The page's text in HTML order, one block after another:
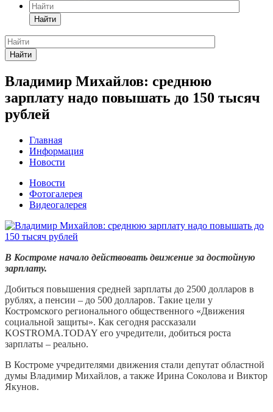
Найти
Найти
Владимир Михайлов: среднюю
зарплату надо повышать до 150 тысяч
рублей
Главная
Информация
Новости
Новости
Фотогалерея
Видеогалерея
В Костроме начало действовать движение за достойную
зарплату.
Добиться повышения средней зарплаты до 2500 долларов в
рублях, а пенсии – до 500 долларов. Такие цели у
Костромского регионального общественного «Движения
социальной защиты». Как сегодня рассказали
KOSTROMA.TODAY его учредители, добиться роста
зарплаты – реально.
В Костроме учредителями движения стали депутат областной
думы Владимир Михайлов, а также Ирина Соколова и Виктор
Якунов.